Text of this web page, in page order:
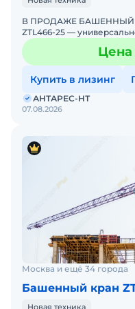
В ПРОДАЖЕ БАШЕННЫЙ
ZTL466-25 —
объектов, требующих
возможнос
Цена
Купить в лизинг
07.08.2026
АНТАРЕС-НТ
Москва и ещё 34 города
Башенный кран
Новая техника